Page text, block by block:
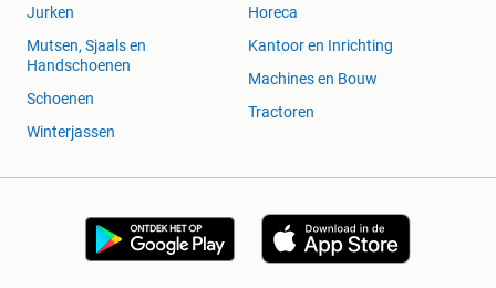
Jurken
Mutsen, Sjaals en
Handschoenen
Schoenen
Winterjassen
Horeca
Kantoor en Inrichting
Machines en Bouw
Tractoren